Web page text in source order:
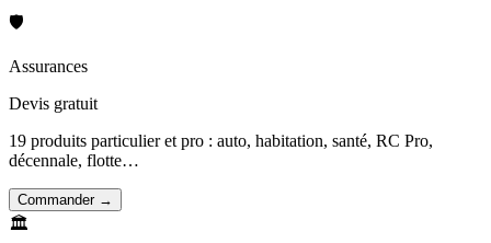
🛡️
Assurances
Devis gratuit
19 produits particulier et pro : auto, habitation, santé, RC Pro,
décennale, flotte…
Commander →
🏛️